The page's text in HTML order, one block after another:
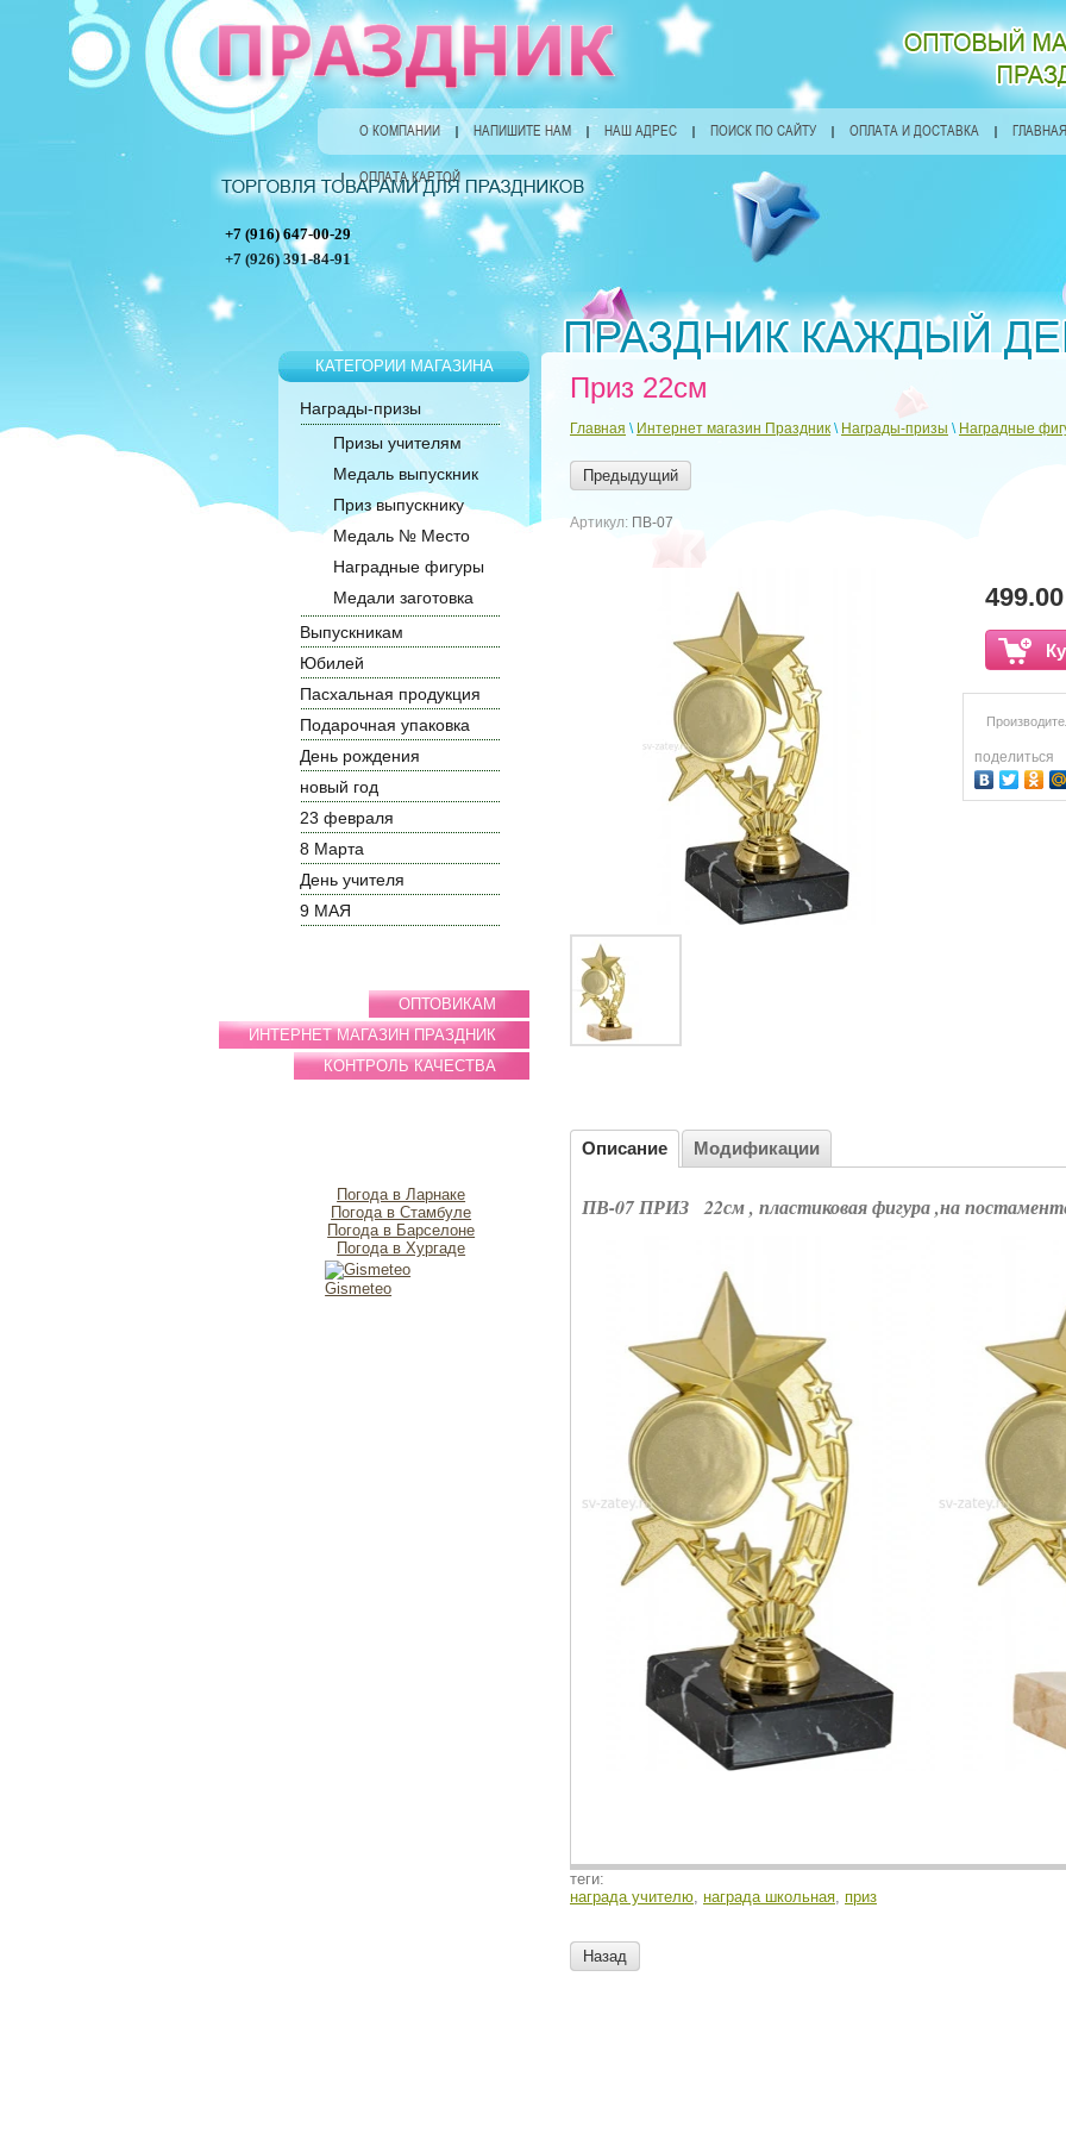
+7 (916) 647-00-29
+7 (926) 391-84-91
О КОМПАНИИ НАПИШИТЕ НАМ НАШ АДРЕС ПОИСК ПО САЙТУ ОПЛАТА И ДОСТАВКА ГЛАВНАЯ
ОПЛАТА КАРТОЙ
Приз 22см
Главная \ Интернет магазин Праздник \ Награды-призы \ Наградные
Предыдущий
Артикул: ПВ-07
499.00
поделиться
Описание Модификации
ПВ-07 ПРИЗ 22см , пластиковая фигура ,на
теги:
награда учителю, награда школьная, приз
Назад
КАТЕГОРИИ МАГАЗИНА
Награды-призы
Призы учителям
Медаль выпускник
Приз выпускнику
Медаль № Место
Наградные фигуры
Медали заготовка
Выпускникам
Юбилей
Пасхальная продукция
Подарочная упаковка
День рождения
новый год
23 февраля
8 Марта
День учителя
9 МАЯ
ОПТОВИКАМ
ИНТЕРНЕТ МАГАЗИН ПРАЗДНИК
КОНТРОЛЬ КАЧЕСТВА
Погода в Ларнаке
Погода в Стамбуле
Погода в Барселоне
Погода в Хургаде
Gismeteo